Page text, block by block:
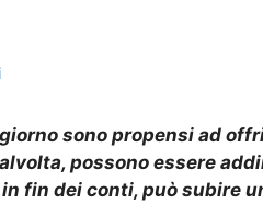
sono propensi ad
possono essere
fin dei conti, può subire